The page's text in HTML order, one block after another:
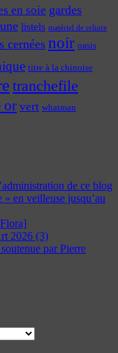
en soie gardes
listels matériel de reliure
cernées noir oasis
titre à la chinoise
tranchefile
or vert whatman
de ce blog
» en veilleuse jusqu’au
2026 (3)
par Pierre